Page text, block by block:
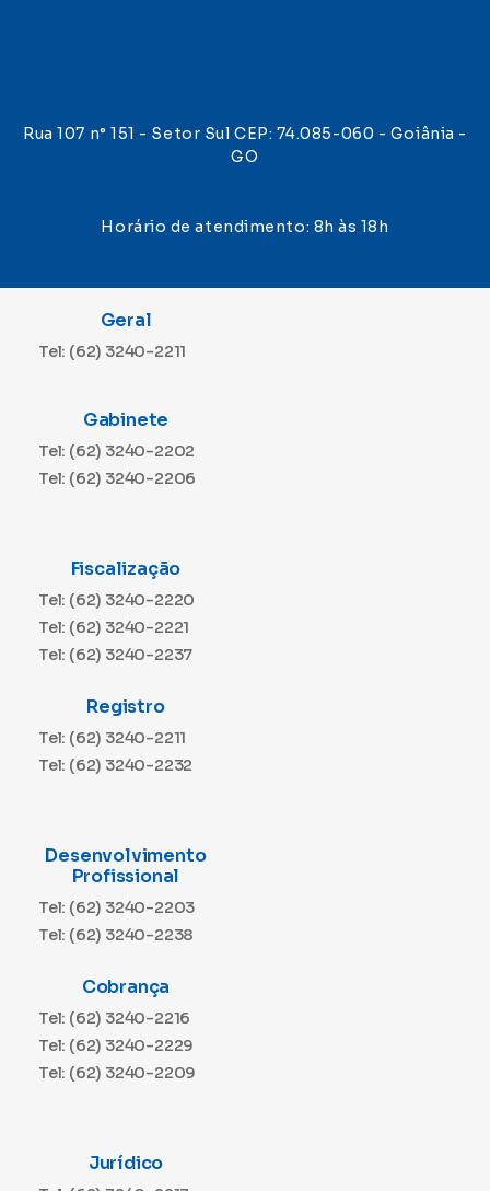
Rua 107 n° 151 - Setor Sul CEP: 74.085-060 - Goiânia -
GO
Horário de atendimento: 8h às 18h
Geral
Tel: (62) 3240-2211
Gabinete
Tel: (62) 3240-2202
Tel: (62) 3240-2206
Fiscalização
Tel: (62) 3240-2220
Tel: (62) 3240-2221
Tel: (62) 3240-2237
Registro
Tel: (62) 3240-2211
Tel: (62) 3240-2232
Desenvolvimento
Profissional
Tel: (62) 3240-2203
Tel: (62) 3240-2238
Cobrança
Tel: (62) 3240-2216
Tel: (62) 3240-2229
Tel: (62) 3240-2209
Jurídico